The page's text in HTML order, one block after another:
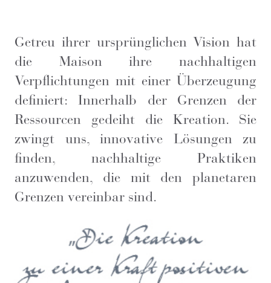
Getreu ihrer ursprünglichen Vision hat
die Maison ihre nachhaltigen
Verpflichtungen mit einer Überzeugung
definiert: Innerhalb der Grenzen der
Ressourcen gedeiht die Kreation. Sie
zwingt uns, innovative Lösungen zu
finden, nachhaltige Praktiken
anzuwenden, die mit den planetaren
Grenzen vereinbar sind.